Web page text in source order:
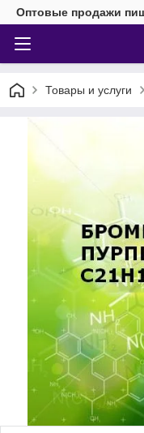
Оптовые продажи
Товары и услуги